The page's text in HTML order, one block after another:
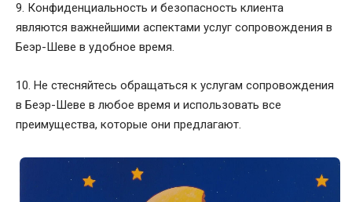
9. Конфиденциальность и безопасность клиента
являются важнейшими аспектами услуг сопровождения в
Беэр-Шеве в удобное время.
10. Не стесняйтесь обращаться к услугам сопровождения
в Беэр-Шеве в любое время и использовать все
преимущества, которые они предлагают.